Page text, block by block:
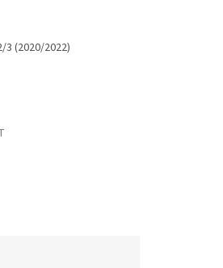
3 (2020/2022)